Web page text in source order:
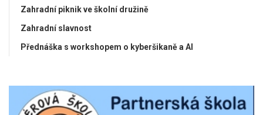
Zahradní piknik ve školní družině
Zahradní slavnost
Přednáška s workshopem o kyberšikaně a AI